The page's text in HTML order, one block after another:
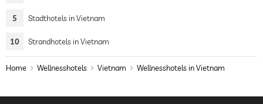
5 Stadthotels in Vietnam
10 Strandhotels in Vietnam
Home Wellnesshotels Vietnam Wellnesshotels in Vietnam